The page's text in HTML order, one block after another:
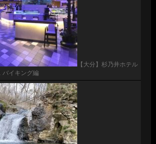
【大分】杉乃井ホテル
バイキング編